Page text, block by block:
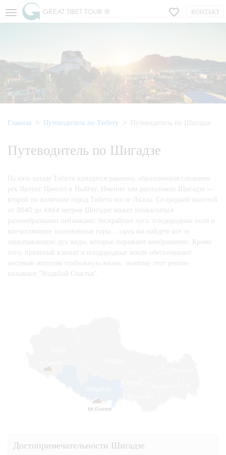
GREAT TIBET TOUR ® КОНТАКТ
Главная Путеводитель по Тибету Путеводитель по Шигадзе
Путеводитель по Шигадзе
На юго-западе Тибета находится равнина, образованная слиянием
рек Ярлунг Цангпо и Ньяйчу. Именно там расположен Шигадзе —
второй по величине город Тибета после Лхасы. Со средней высотой
от 3840 до 4464 метров Шигадзе может похвастаться
разнообразными пейзажами: бескрайние луга, плодородные поля и
впечатляющие заснеженные горы... здесь вы найдёте все те
захватывающие дух виды, которые поражают воображение. Кроме
того, приятный климат и плодородные земли обеспечивают
местным жителям стабильную жизнь, поэтому этот регион
называют "Усадьбой Счастья".
Достопримечательности Шигадзе